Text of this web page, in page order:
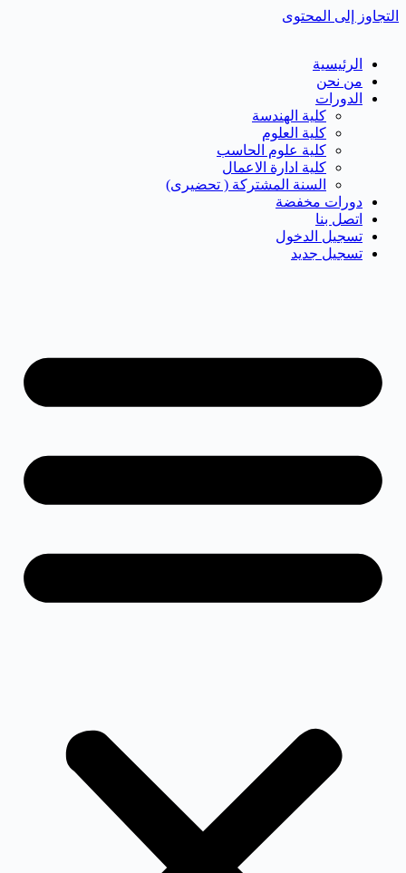
التجاوز إلى المحتوى
الرئيسية
من نحن
الدورات
كلية الهندسة
كلية العلوم
كلية علوم الحاسب
كلية ادارة الاعمال
السنة المشتركة ( تحضيرى)
دورات مخفضة
اتصل بنا
تسجيل الدخول
تسجيل جديد